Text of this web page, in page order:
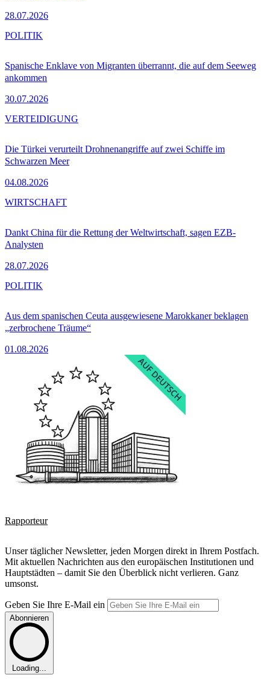
28.07.2026
Spanische Enklave von Migranten überrannt, die auf dem Seeweg
ankommen
30.07.2026
POLITIK
Die Türkei verurteilt Drohnenangriffe auf zwei Schiffe im
Schwarzen Meer
04.08.2026
VERTEIDIGUNG
Dankt China für die Rettung der Weltwirtschaft, sagen EZB-
Analysten
28.07.2026
WIRTSCHAFT
Aus dem spanischen Ceuta ausgewiesene Marokkaner beklagen
„zerbrochene Träume“
01.08.2026
POLITIK
Rapporteur
Unser täglicher Newsletter, jeden Morgen direkt in Ihrem Postfach.
Mit aktuellen Nachrichten aus den europäischen Institutionen und
Hauptstädten – damit Sie den Überblick nicht verlieren. Ganz
umsonst.
Geben Sie Ihre E-Mail ein
Abonnieren
Loading...